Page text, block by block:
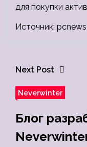
для покупки
Источник:
Next Post
Neverwinter
Блог